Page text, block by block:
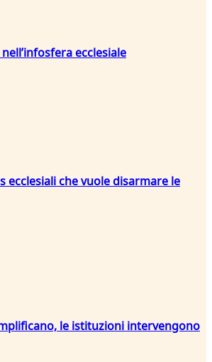
ecclesiale
ecclesiali che vuole disarmare le
le istituzioni intervengono